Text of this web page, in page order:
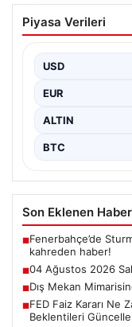
04 Ağustos
Programı ve
oldukça hareketli
Piyasa Verileri
USD
EUR
ALTIN
BTC
Son Eklenen
■Fenerbahçe’de
kahreden haber!
■04 Ağustos 2026
■Dış Mekan
■FED Faiz Kararı Ne
Beklentileri